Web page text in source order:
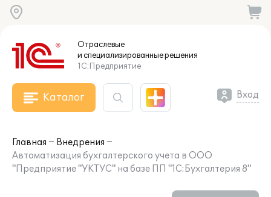
Отраслевые
и специализированныерешения
1С:Предприятие
Каталог Вход
Главная
Внедрения
Автоматизация бухгалтерского учета в ООО
"Предприятие "УКТУС" на базе ПП "1С:Бухгалтерия 8"